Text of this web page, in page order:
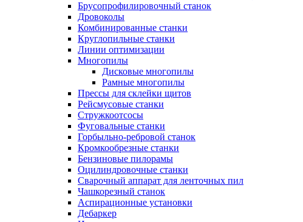
Брусопрофилировочный станок
Дровоколы
Комбинированные станки
Круглопильные станки
Линии оптимизации
Многопилы
Дисковые многопилы
Рамные многопилы
Прессы для склейки щитов
Рейсмусовые станки
Стружкоотсосы
Фуговальные станки
Горбыльно-ребровой станок
Кромкообрезные станки
Бензиновые пилорамы
Оцилиндровочные станки
Сварочный аппарат для ленточных пил
Чашкорезный станок
Аспирационные установки
Дебаркер